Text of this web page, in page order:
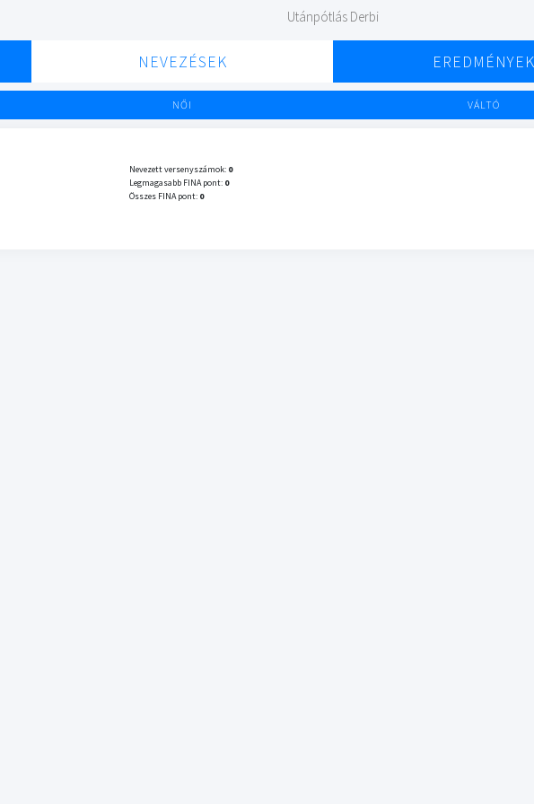
Utánpótlás Derbi
NEVEZÉSEK EREDMÉNYEK
NŐI VÁLTÓ
Nevezett versenyszámok: 0
Legmagasabb FINA pont: 0
Összes FINA pont: 0